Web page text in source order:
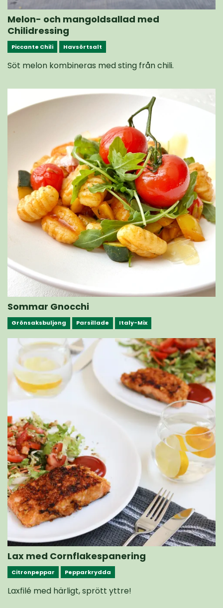
Melon- och mangoldsallad med
Chilidressing
Piccante Chili Havsörtsalt
Söt melon kombineras med sting från chili.
Sommar Gnocchi
Grönsaksbuljong Parsillade Italy-Mix
Lax med Cornflakespanering
Citronpeppar Pepparkrydda
Laxfilé med härligt, sprött yttre!